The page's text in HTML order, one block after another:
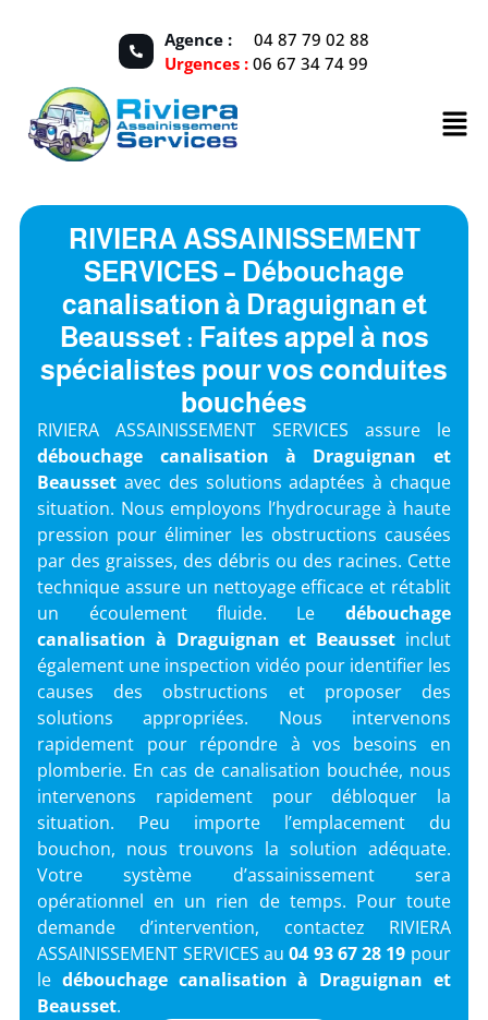
Agence :
04 87 79 02 88
Urgences : 06 67 34 74 99
RIVIERA ASSAINISSEMENT
SERVICES – Débouchage
canalisation à Draguignan et
Beausset : Faites appel à nos
spécialistes pour vos conduites
bouchées
RIVIERA ASSAINISSEMENT SERVICES assure le
débouchage canalisation à Draguignan et
Beausset avec des solutions adaptées à chaque
situation. Nous employons l’hydrocurage à haute
pression pour éliminer les obstructions causées
par des graisses, des débris ou des racines. Cette
technique assure un nettoyage efficace et rétablit
un écoulement fluide. Le débouchage
canalisation à Draguignan et Beaussetinclut
également une inspection vidéo pour identifier les
causes des obstructions et proposer des
solutions appropriées. Nous intervenons
rapidement pour répondre à vos besoins en
plomberie. En cas de canalisation bouchée, nous
intervenons rapidement pour débloquer la
situation. Peu importe l’emplacement du
bouchon, nous trouvons la solution adéquate.
Votre système d’assainissement sera
opérationnel en un rien de temps. Pour toute
demande d’intervention, contactez RIVIERA
ASSAINISSEMENT SERVICES au04 93 67 28 19 pour
ledébouchage canalisation à Draguignan et
Beausset.